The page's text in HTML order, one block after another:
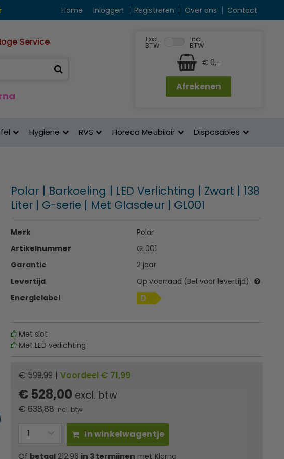
Home Inloggen Registreren Over ons Contact
Service Excl.
BTW
Incl.
BTW
€ 0,-
Afrekenen
Hygiene RVS Horeca Meubilair Disposables
Polar | Barkoeling | LED Verlichting | Zwart | 138
Liter | G-serie | Met Glasdeur | GL001
Merk
Polar
Artikelnummer
GL001
Garantie
2 jaar
Levertijd
Op voorraad (Bel voor levertijd)
Energielabel
Met slot
Met LED verlichting
€ 599,99 | Voordeel € 71,99
€ 528,00 excl. btw
€ 638,88 incl. btw
In winkelwagentje
Of betaal212,96 in 3 termijnen met Klarna